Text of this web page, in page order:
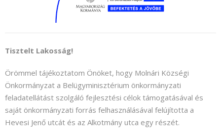
Tisztelt Lakosság!
Örömmel tájékoztatom Önöket, hogy Molnári Községi
Önkormányzat a Belügyminisztérium önkormányzati
feladatellátást szolgáló fejlesztési célok támogatásával és
saját önkormányzati forrás felhasználásával felújította a
Hevesi Jenő utcát és az Alkotmány utca egy részét.